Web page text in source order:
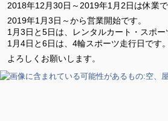
2018年12月30日～2019年1月2日は休業で
2019年1月3日～から営業開始です。
1月3日と5日は、レンタルカート・スポー
1月4日と6日は、4輪スポーツ走行日です。
よろしくお願いします。